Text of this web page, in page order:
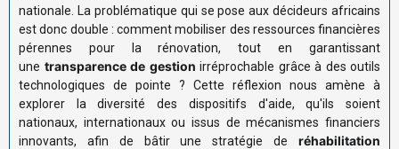
nationale. La problématique qui se pose aux décideurs africains
est donc double : comment mobiliser des ressources financières
pérennes pour la rénovation, tout en garantissant
une transparence de gestion irréprochable grâce à des outils
technologiques de pointe ? Cette réflexion nous amène à
explorer la diversité des dispositifs d'aide, qu'ils soient
nationaux, internationaux ou issus de mécanismes financiers
innovants, afin de bâtir une stratégie de réhabilitation